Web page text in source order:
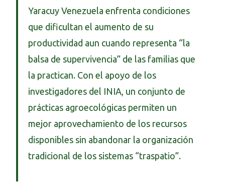
Yaracuy Venezuela enfrenta condiciones
que dificultan el aumento de su
productividad aun cuando representa “la
balsa de supervivencia” de las familias que
la practican. Con el apoyo de los
investigadores del INIA, un conjunto de
prácticas agroecológicas permiten un
mejor aprovechamiento de los recursos
disponibles sin abandonar la organización
tradicional de los sistemas “traspatio”.